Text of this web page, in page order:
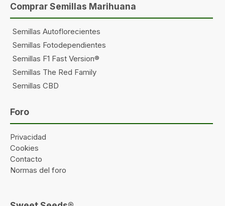
Comprar Semillas Marihuana
Semillas Autoflorecientes
Semillas Fotodependientes
Semillas F1 Fast Version®
Semillas The Red Family
Semillas CBD
Foro
Privacidad
Cookies
Contacto
Normas del foro